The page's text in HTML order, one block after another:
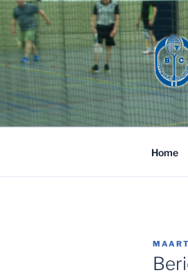
Ga
naar
inhoud
Home
OP